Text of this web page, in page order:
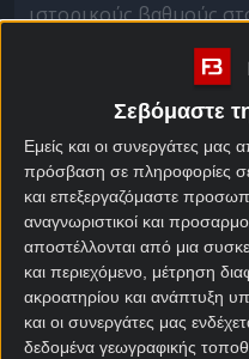
Σεβόμαστε
Εμείς και οι συνεργάτες μας
πρόσβαση σε πληροφορίες
και επεξεργαζόμαστε
αναγνωριστικοί και
αποστέλλονται από μια
και περιεχόμενο, μέτρηση
ακροατηρίου και ανάπτυξη
και οι συνεργάτες μας
δεδομένα γεωγραφικής
ιστορικούς βαθμούς
«άγονες» συμμετοχές,
Από την πλευρά της η
πρώτη της εμφάνιση
το 2014 στα γήπεδα της
διεκδικήσει την
άουτ.
Η ομάδα του Σεργκέι
εισιτήριο για τη
τελικής φάσης την
διαδικασία των